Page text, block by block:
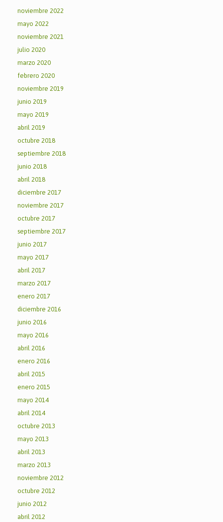
noviembre 2022
mayo 2022
noviembre 2021
julio 2020
marzo 2020
febrero 2020
noviembre 2019
junio 2019
mayo 2019
abril 2019
octubre 2018
septiembre 2018
junio 2018
abril 2018
diciembre 2017
noviembre 2017
octubre 2017
septiembre 2017
junio 2017
mayo 2017
abril 2017
marzo 2017
enero 2017
diciembre 2016
junio 2016
mayo 2016
abril 2016
enero 2016
abril 2015
enero 2015
mayo 2014
abril 2014
octubre 2013
mayo 2013
abril 2013
marzo 2013
noviembre 2012
octubre 2012
junio 2012
abril 2012